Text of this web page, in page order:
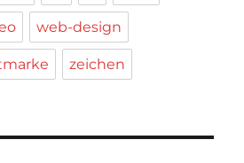
web-design
zeichen